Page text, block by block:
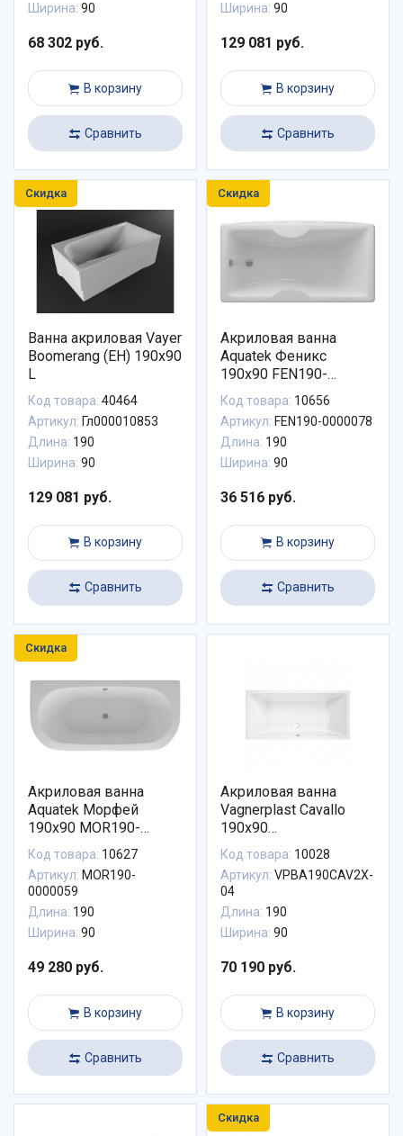
Ширина: 90
68 302 руб.
В корзину
Сравнить
Ширина: 90
129 081 руб.
В корзину
Сравнить
Скидка
Ванна акриловая Vayer
Boomerang (EH) 190x90
L
Код товара: 40464
Артикул: Гл000010853
Длина: 190
Ширина: 90
129 081 руб.
В корзину
Сравнить
Скидка
Акриловая ванна
Aquatek Феникс
190x90 FEN190-
0000078
Код товара: 10656
Артикул: FEN190-0000078
Длина: 190
Ширина: 90
36 516 руб.
В корзину
Сравнить
Скидка
Акриловая ванна
Aquatek Морфей
190x90 MOR190-
0000059
Код товара: 10627
Артикул: MOR190-
0000059
Длина: 190
Ширина: 90
49 280 руб.
В корзину
Сравнить
Акриловая ванна
Vagnerplast Cavallo
190x90
VPBA190CAV2X-04
Код товара: 10028
Артикул: VPBA190CAV2X-
04
Длина: 190
Ширина: 90
70 190 руб.
В корзину
Сравнить
Скидка